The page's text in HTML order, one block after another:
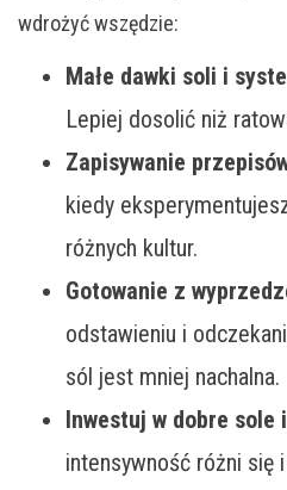
wdrożyć wszędzie:
Małe dawki soli i
Lepiej dosolić niż
Zapisywanie
kiedy
różnych kultur.
Gotowanie z
odstawieniu i
sól jest mniej nachalna.
Inwestuj w dobre sole
intensywność różni się